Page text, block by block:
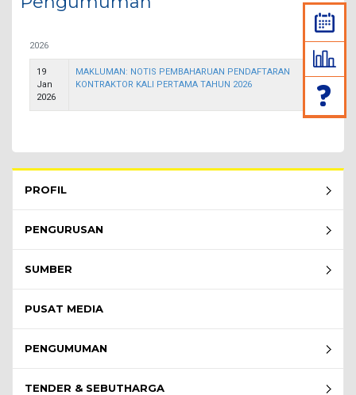
2026
19
Jan
2026
MAKLUMAN: NOTIS PEMBAHARUAN PENDAFTARAN
KONTRAKTOR KALI PERTAMA TAHUN 2026
PROFIL
PENGURUSAN
SUMBER
PUSAT MEDIA
PENGUMUMAN
TENDER & SEBUTHARGA